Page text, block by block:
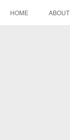
HOME ABOUT